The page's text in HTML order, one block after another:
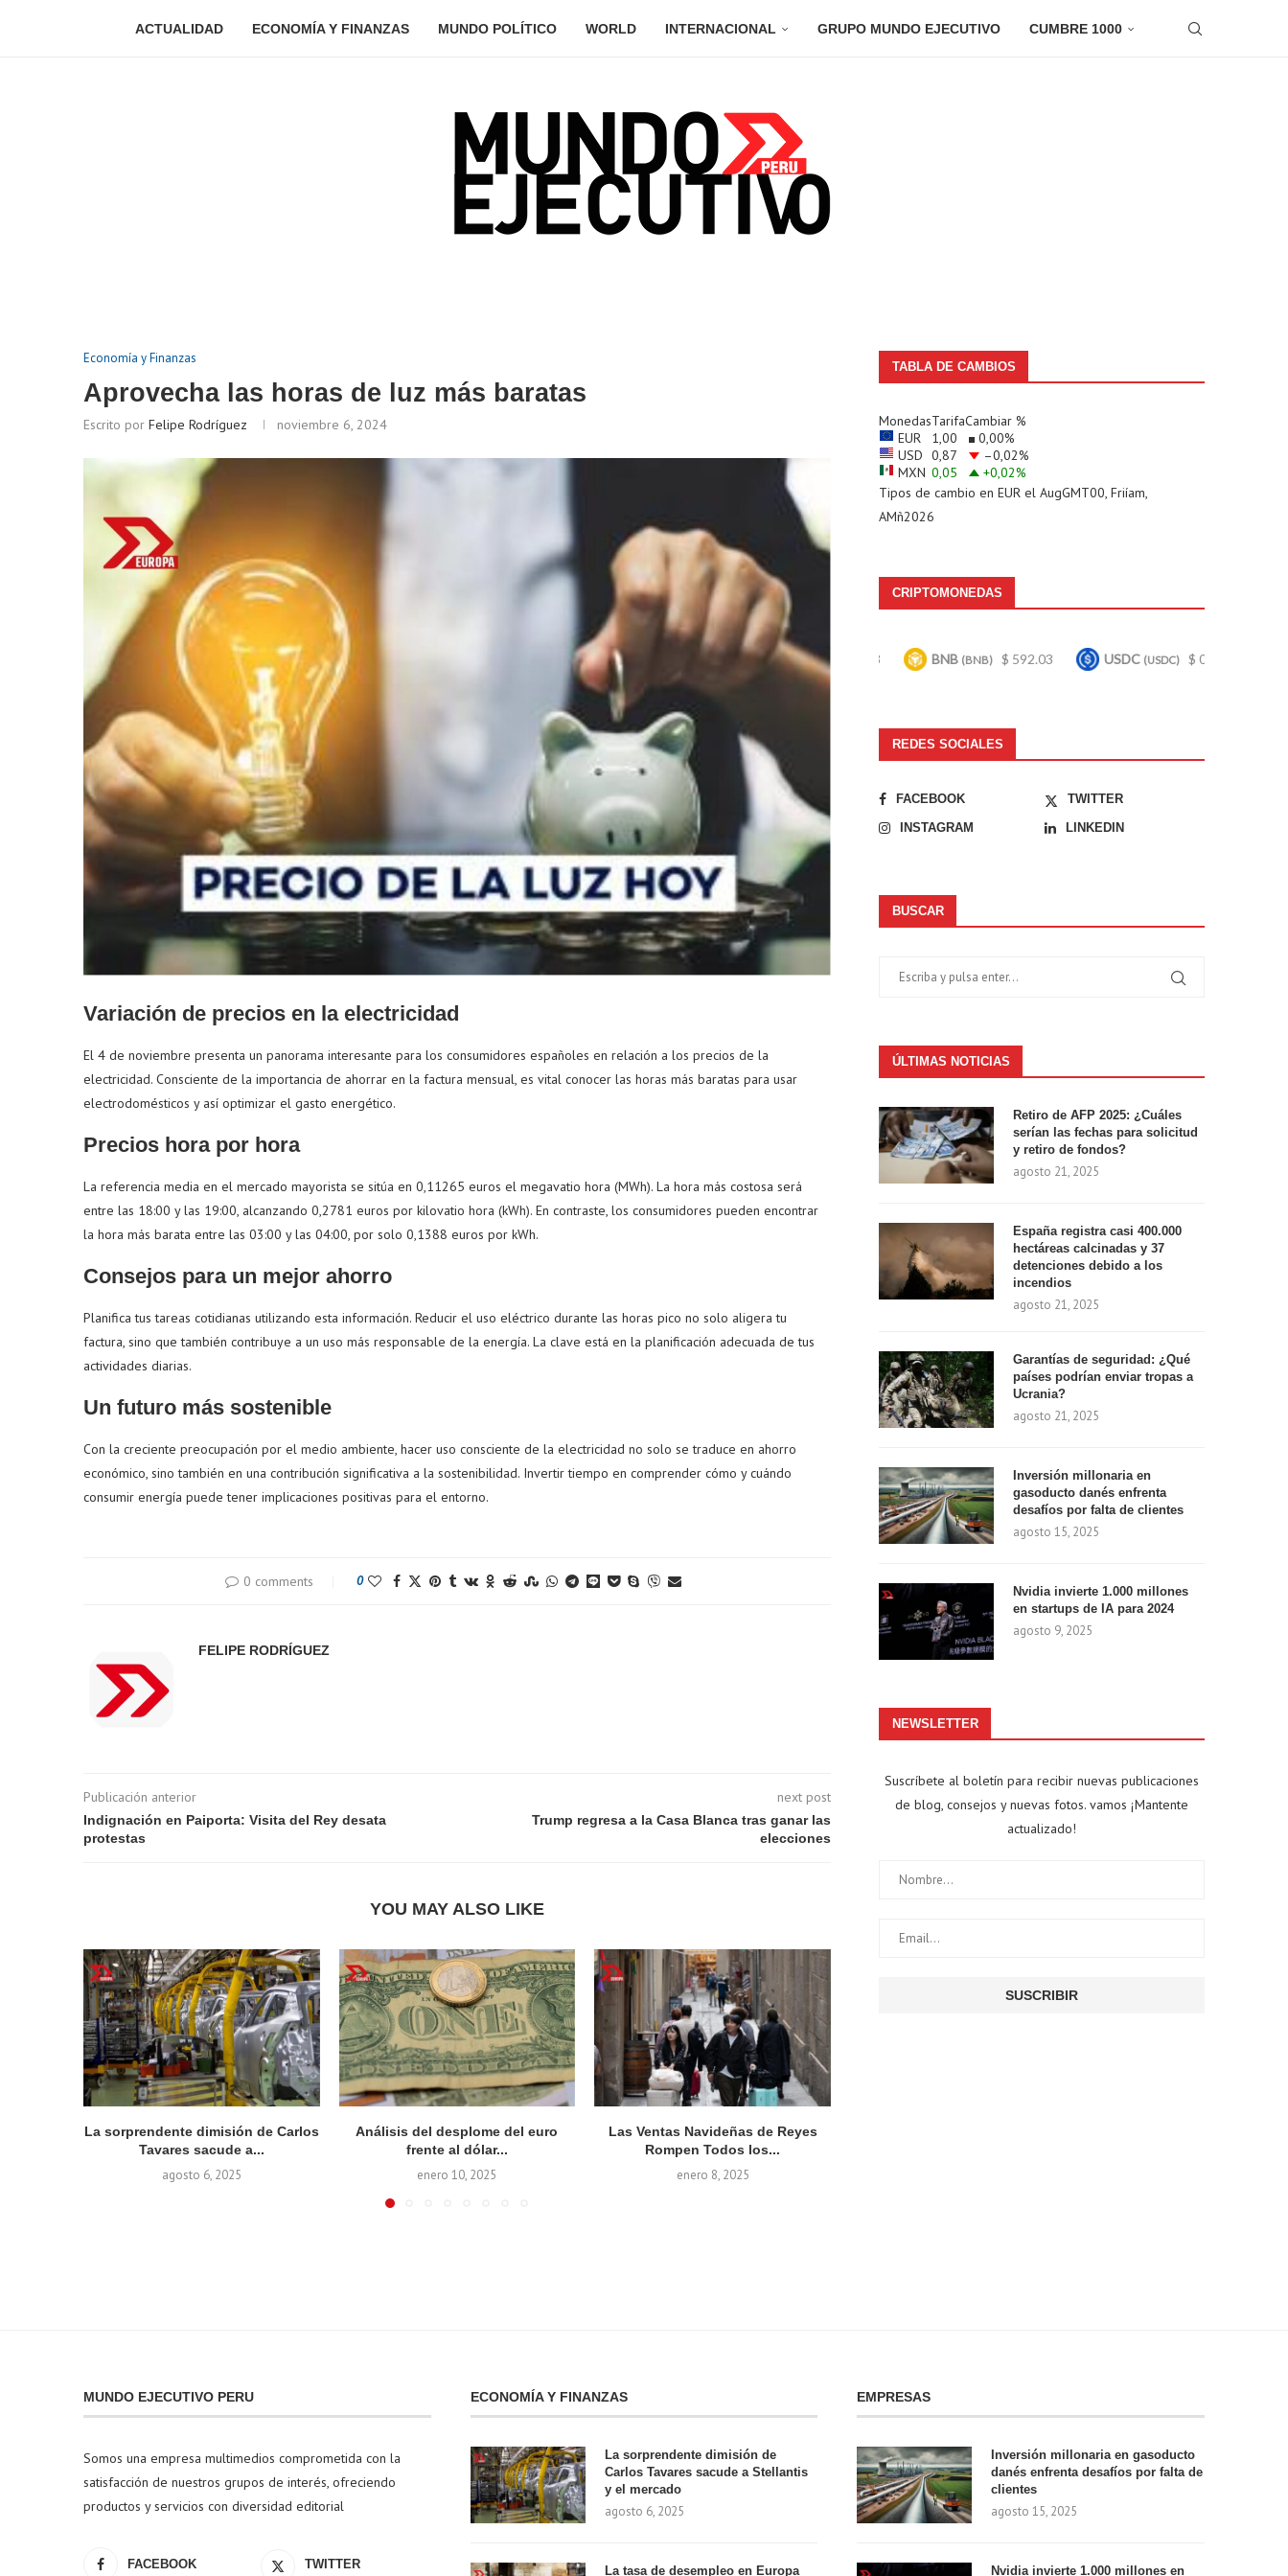
ACTUALIDAD ECONOMÍA Y FINANZAS MUNDO POLÍTICO WORLD INTERNACIONAL GRUPO MUNDO EJECUTIVO CUMBRE 1000
Economía y Finanzas
Aprovecha las horas de luz más baratas
Escrito por Felipe Rodríguez noviembre 6, 2024
Variación de precios en la electricidad
El 4 de noviembre presenta un panorama interesante para los consumidores españoles en relación a los precios de la
electricidad. Consciente de la importancia de ahorrar en la factura mensual, es vital conocer las horas más baratas para usar
electrodomésticos y así optimizar el gasto energético.
Precios hora por hora
La referencia media en el mercado mayorista se sitúa en 0,11265 euros el megavatio hora (MWh). La hora más costosa será
entre las 18:00 y las 19:00, alcanzando 0,2781 euros por kilovatio hora (kWh). En contraste, los consumidores pueden encontrar
la hora más barata entre las 03:00 y las 04:00, por solo 0,1388 euros por kWh.
Consejos para un mejor ahorro
Planifica tus tareas cotidianas utilizando esta información. Reducir el uso eléctrico durante las horas pico no solo aligera tu
factura, sino que también contribuye a un uso más responsable de la energía. La clave está en la planificación adecuada de tus
actividades diarias.
Un futuro más sostenible
Con la creciente preocupación por el medio ambiente, hacer uso consciente de la electricidad no solo se traduce en ahorro
económico, sino también en una contribución significativa a la sostenibilidad. Invertir tiempo en comprender cómo y cuándo
consumir energía puede tener implicaciones positivas para el entorno.
0 comments 0
FELIPE RODRÍGUEZ
Publicación anterior
Indignación en Paiporta: Visita del Rey desata
protestas
next post
Trump regresa a la Casa Blanca tras ganar las
elecciones
YOU MAY ALSO LIKE
La sorprendente dimisión de Carlos
Tavares sacude a...
agosto 6, 2025
Análisis del desplome del euro
frente al dólar...
enero 10, 2025
Las Ventas Navideñas de Reyes
Rompen Todos los...
enero 8, 2025
TABLA DE CAMBIOS
MonedasTarifaCambiar %
EUR
1,00 0,00%
USD 0,87 –0,02%
MXN 0,05 +0,02%
Tipos de cambio en EUR el AugGMT00, Friíam,
AMñ2026
CRIPTOMONEDAS
Bitcoin (BTC) $ 64,249.00 $ 1,900.69 $ 0.999243 (BNB) $ 592.03 USDC(USDC) $ 0.999613
REDES SOCIALES
FACEBOOK
TWITTER
INSTAGRAM
LINKEDIN
BUSCAR
ÚLTIMAS NOTICIAS
Retiro de AFP 2025: ¿Cuáles
serían las fechas para solicitud
y retiro de fondos?
agosto 21, 2025
España registra casi 400.000
hectáreas calcinadas y 37
detenciones debido a los
incendios
agosto 21, 2025
Garantías de seguridad: ¿Qué
países podrían enviar tropas a
Ucrania?
agosto 21, 2025
Inversión millonaria en
gasoducto danés enfrenta
desafíos por falta de clientes
agosto 15, 2025
Nvidia invierte 1.000 millones
en startups de IA para 2024
agosto 9, 2025
NEWSLETTER
Suscríbete al boletín para recibir nuevas publicaciones
de blog, consejos y nuevas fotos. vamos ¡Mantente
actualizado!
MUNDO EJECUTIVO PERU
Somos una empresa multimedios comprometida con la
satisfacción de nuestros grupos de interés, ofreciendo
productos y servicios con diversidad editorial
FACEBOOK TWITTER
ECONOMÍA Y FINANZAS
La sorprendente dimisión de
Carlos Tavares sacude a Stellantis
y el mercado
agosto 6, 2025
La tasa de desempleo en Europa
EMPRESAS
Inversión millonaria en gasoducto
danés enfrenta desafíos por falta de
clientes
agosto 15, 2025
Nvidia invierte 1.000 millones en